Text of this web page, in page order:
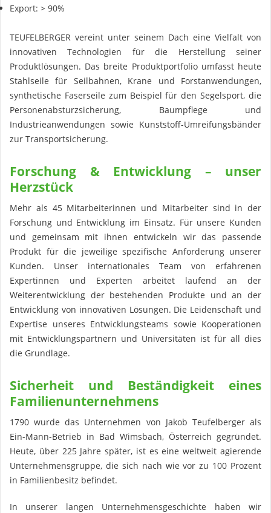
Export: > 90%
TEUFELBERGER vereint unter seinem Dach eine Vielfalt von
innovativen Technologien für die Herstellung seiner
Produktlösungen. Das breite Produktportfolio umfasst heute
Stahlseile für Seilbahnen, Krane und Forstanwendungen,
synthetische Faserseile zum Beispiel für den Segelsport, die
Personenabsturzsicherung, Baumpflege und
Industrieanwendungen sowie Kunststoff-Umreifungsbänder
zur Transportsicherung.
Forschung & Entwicklung – unser
Herzstück
Mehr als 45 Mitarbeiterinnen und Mitarbeiter sind in der
Forschung und Entwicklung im Einsatz. Für unsere Kunden
und gemeinsam mit ihnen entwickeln wir das passende
Produkt für die jeweilige spezifische Anforderung unserer
Kunden. Unser internationales Team von erfahrenen
Expertinnen und Experten arbeitet laufend an der
Weiterentwicklung der bestehenden Produkte und an der
Entwicklung von innovativen Lösungen. Die Leidenschaft und
Expertise unseres Entwicklungsteams sowie Kooperationen
mit Entwicklungspartnern und Universitäten ist für all dies
die Grundlage.
Sicherheit und Beständigkeit eines
Familienunternehmens
1790 wurde das Unternehmen von Jakob Teufelberger als
Ein-Mann-Betrieb in Bad Wimsbach, Österreich gegründet.
Heute, über 225 Jahre später, ist es eine weltweit agierende
Unternehmensgruppe, die sich nach wie vor zu 100 Prozent
in Familienbesitz befindet.
In unserer langen Unternehmensgeschichte haben wir